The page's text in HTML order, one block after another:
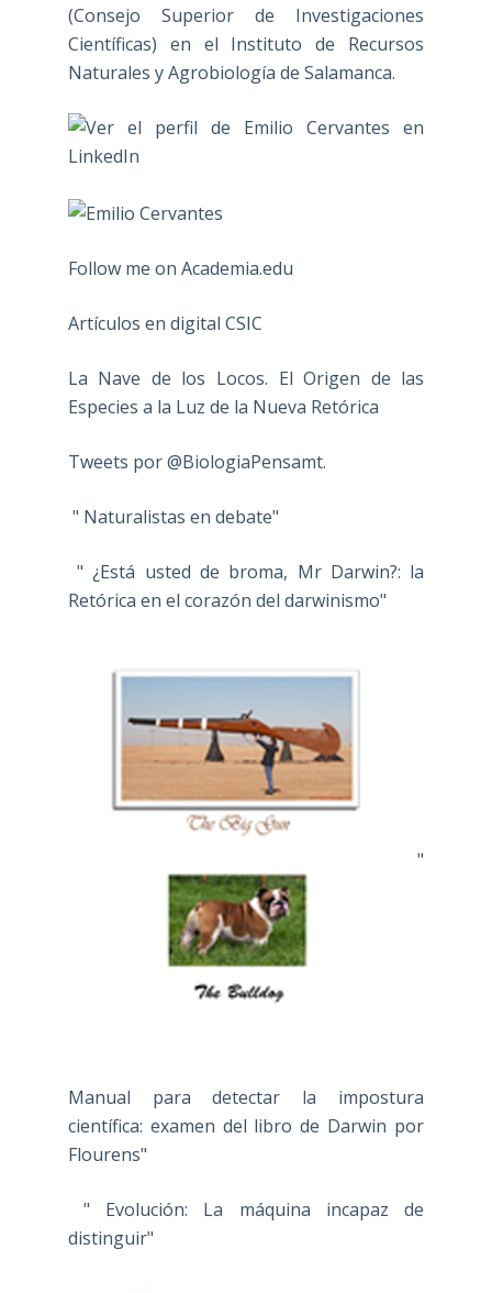
(Consejo Superior de Investigaciones
Científicas) en el Instituto de Recursos
Naturales y Agrobiología de Salamanca.
Follow me on Academia.edu
Artículos en digital CSIC
La Nave de los Locos. El Origen de las
Especies a la Luz de la Nueva Retórica
Tweets por @BiologiaPensamt.
" Naturalistas en debate"
" ¿Está usted de broma, Mr Darwin?: la
Retórica en el corazón del darwinismo"
"
Manual para detectar la impostura
científica: examen del libro de Darwin por
Flourens"
" Evolución: La máquina incapaz de
distinguir"